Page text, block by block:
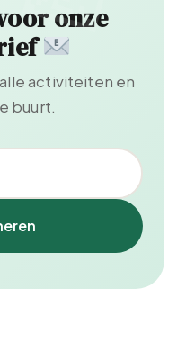
onze
activiteiten en
buurt.